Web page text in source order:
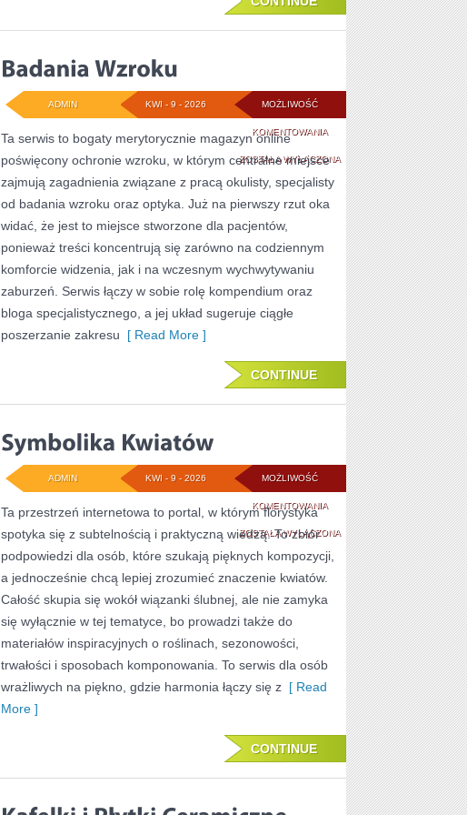
MOŻLIWOŚĆ
KOMENTOWANIABADANIA
WZROKU
ZOSTAŁA WYŁĄCZONA
KWI - 9 - 2026
ADMIN
Ta serwis to bogaty merytorycznie magazyn online
poświęcony ochronie wzroku, w którym centralne miejsce
zajmują zagadnienia związane z pracą okulisty, specjalisty
od badania wzroku oraz optyka. Już na pierwszy rzut oka
widać, że jest to miejsce stworzone dla pacjentów,
ponieważ treści koncentrują się zarówno na codziennym
komforcie widzenia, jak i na wczesnym wychwytywaniu
zaburzeń. Serwis łączy w sobie rolę kompendium oraz
bloga specjalistycznego, a jej układ sugeruje ciągłe
poszerzanie zakresu [ Read More ]
CONTINUE
MOŻLIWOŚĆ
KOMENTOWANIASYMBOLIKA
KWIATÓW
ZOSTAŁA WYŁĄCZONA
KWI - 9 - 2026
ADMIN
Ta przestrzeń internetowa to portal, w którym florystyka
spotyka się z subtelnością i praktyczną wiedzą. To zbiór
podpowiedzi dla osób, które szukają pięknych kompozycji,
a jednocześnie chcą lepiej zrozumieć znaczenie kwiatów.
Całość skupia się wokół wiązanki ślubnej, ale nie zamyka
się wyłącznie w tej tematyce, bo prowadzi także do
materiałów inspiracyjnych o roślinach, sezonowości,
trwałości i sposobach komponowania. To serwis dla osób
wrażliwych na piękno, gdzie harmonia łączy się z [ Read
More ]
CONTINUE